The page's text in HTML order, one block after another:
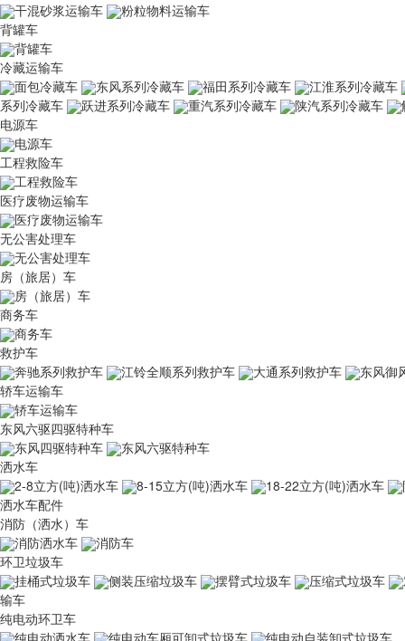
干混砂浆运输车
粉粒物料运输车
背罐车
背罐车
冷藏运输车
面包冷藏车
东风系列冷藏车 福田系列冷藏车
江淮系列冷藏车
系列冷藏车
跃进系列冷藏车 重汽系列冷藏车 陕汽系列冷藏车
电源车
电源车
工程救险车
工程救险车
医疗废物运输车
医疗废物运输车
无公害处理车
无公害处理车
房（旅居）车
房（旅居）车
商务车
商务车
救护车
奔驰系列救护车
江铃全顺系列救护车 大通系列救护车
东风御
轿车运输车
轿车运输车
东风六驱四驱特种车
东风四驱特种车
东风六驱特种车
洒水车
2-8立方(吨)洒水车
8-15立方(吨)洒水车 18-22立方(吨)洒水车
洒水车配件
消防（洒水）车
消防洒水车
消防车
环卫垃圾车
挂桶式垃圾车
侧装压缩垃圾车 摆臂式垃圾车 压缩式垃圾车
输车
纯电动环卫车
纯电动洒水车
纯电动车厢可卸式垃圾车
纯电动自装卸式垃圾车